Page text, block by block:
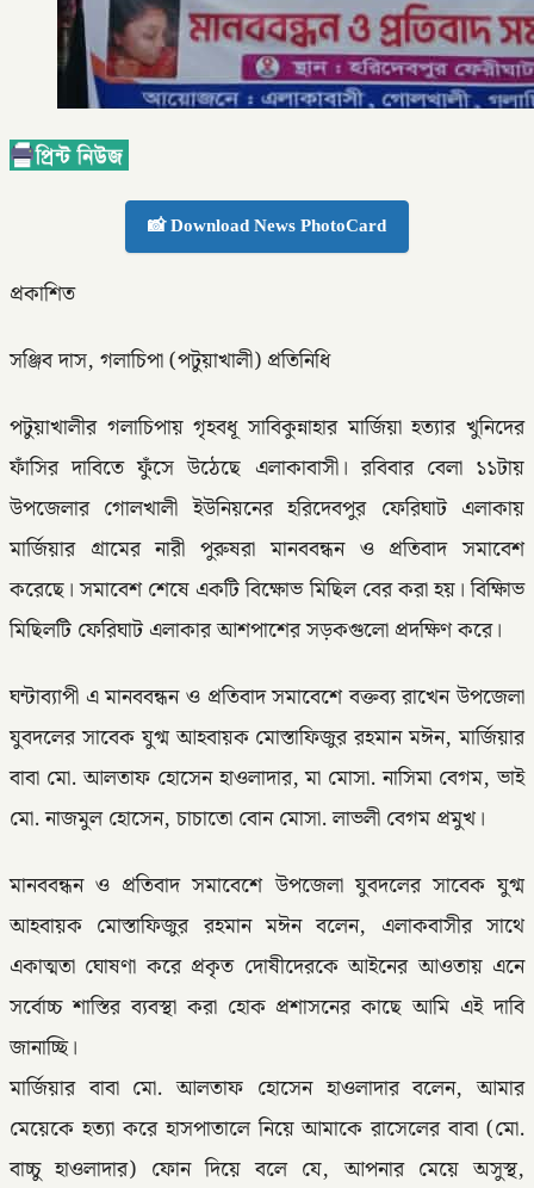
📸 Download News PhotoCard
প্রকাশিত
সঞ্জিব দাস, গলাচিপা (পটুয়াখালী) প্রতিনিধি
পটুয়াখালীর গলাচিপায় গৃহবধূ সাবিকুন্নাহার মার্জিয়া হত্যার খুনিদের
ফাঁসির দাবিতে ফুঁসে উঠেছে এলাকাবাসী। রবিবার বেলা ১১টায়
উপজেলার গোলখালী ইউনিয়নের হরিদেবপুর ফেরিঘাট এলাকায়
মার্জিয়ার গ্রামের নারী পুরুষরা মানববন্ধন ও প্রতিবাদ সমাবেশ
করেছে। সমাবেশ শেষে একটি বিক্ষোভ মিছিল বের করা হয়। বিক্ষিাভ
মিছিলটি ফেরিঘাট এলাকার আশপাশের সড়কগুলো প্রদক্ষিণ করে।
ঘন্টাব্যাপী এ মানববন্ধন ও প্রতিবাদ সমাবেশে বক্তব্য রাখেন উপজেলা
যুবদলের সাবেক যুগ্ম আহবায়ক মোস্তাফিজুর রহমান মঈন, মার্জিয়ার
বাবা মো. আলতাফ হোসেন হাওলাদার, মা মোসা. নাসিমা বেগম, ভাই
মো. নাজমুল হোসেন, চাচাতো বোন মোসা. লাভলী বেগম প্রমুখ।
মানববন্ধন ও প্রতিবাদ সমাবেশে উপজেলা যুবদলের সাবেক যুগ্ম
আহবায়ক মোস্তাফিজুর রহমান মঈন বলেন, এলাকবাসীর সাথে
একাত্মতা ঘোষণা করে প্রকৃত দোষীদেরকে আইনের আওতায় এনে
সর্বোচ্চ শাস্তির ব্যবস্থা করা হোক প্রশাসনের কাছে আমি এই দাবি
জানাচ্ছি।
মার্জিয়ার বাবা মো. আলতাফ হোসেন হাওলাদার বলেন, আমার
মেয়েকে হত্যা করে হাসপাতালে নিয়ে আমাকে রাসেলের বাবা (মো.
বাচ্চু হাওলাদার) ফোন দিয়ে বলে যে, আপনার মেয়ে অসুস্থ,